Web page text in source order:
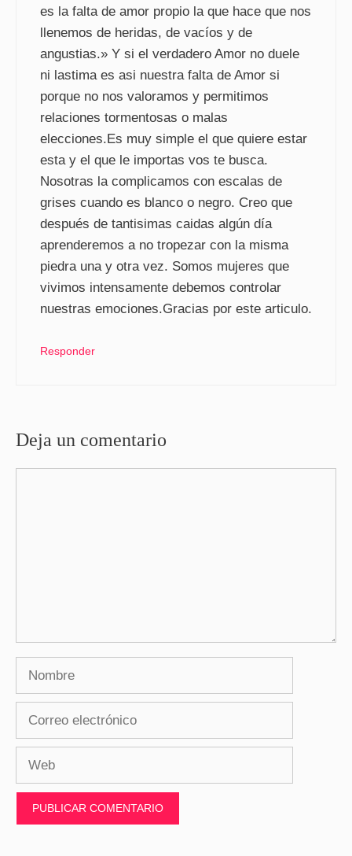
es la falta de amor propio la que hace que nos
llenemos de heridas, de vacíos y de
angustias.» Y si el verdadero Amor no duele
ni lastima es asi nuestra falta de Amor si
porque no nos valoramos y permitimos
relaciones tormentosas o malas
elecciones.Es muy simple el que quiere estar
esta y el que le importas vos te busca.
Nosotras la complicamos con escalas de
grises cuando es blanco o negro. Creo que
después de tantisimas caidas algún día
aprenderemos a no tropezar con la misma
piedra una y otra vez. Somos mujeres que
vivimos intensamente debemos controlar
nuestras emociones.Gracias por este articulo.
Responder
Deja un comentario
Nombre
Correo
Web